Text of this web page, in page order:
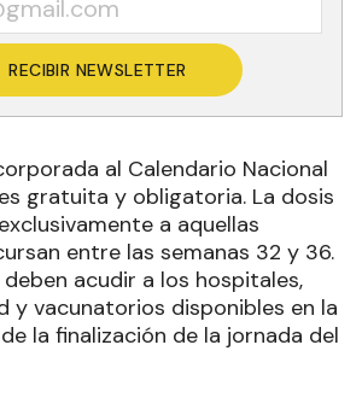
RECIBIR NEWSLETTER
al Calendario Nacional
gratuita y obligatoria. La dosis
a aquellas
entre las semanas 32 y 36.
acudir a los hospitales,
y vacunatorios disponibles en la
la finalización de la jornada del